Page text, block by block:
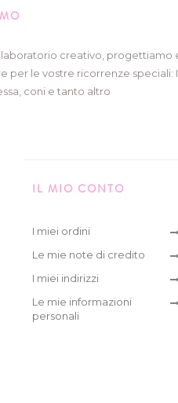
laboratorio creativo, progettiamo
per le vostre ricorrenze speciali:
coni e tanto altro
IL MIO CONTO
I miei ordini
Le mie note di credito
I miei indirizzi
Le mie informazioni
personali